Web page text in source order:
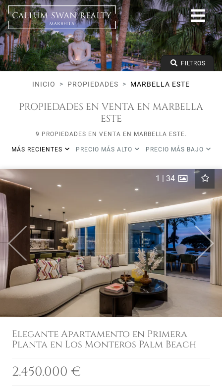
Todos los Lifestyles
Marbella Este
Todas las subareas
Todos los tipos
Precio desde
Precio hasta
Dormitorios mínimos FILTROS
INICIO PROPIEDADES MARBELLA ESTE
PROPIEDADES EN VENTA EN MARBELLA
ESTE
9 PROPIEDADES EN VENTA EN MARBELLA ESTE.
MÁS RECIENTES PRECIO MÁS ALTO PRECIO MÁS BAJO
Previous Next
1 | 34
Elegante Apartamento en Primera
Planta en Los Monteros Palm Beach
2.450.000 €